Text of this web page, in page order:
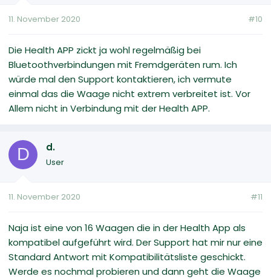
11. November 2020 #10
Die Health APP zickt ja wohl regelmäßig bei
Bluetoothverbindungen mit Fremdgeräten rum. Ich
würde mal den Support kontaktieren, ich vermute
einmal das die Waage nicht extrem verbreitet ist. Vor
Allem nicht in Verbindung mit der Health APP.
D d.
User
11. November 2020 #11
Naja ist eine von 16 Waagen die in der Health App als
kompatibel aufgeführt wird. Der Support hat mir nur eine
Standard Antwort mit Kompatibilitätsliste geschickt.
Werde es nochmal probieren und dann geht die Waage